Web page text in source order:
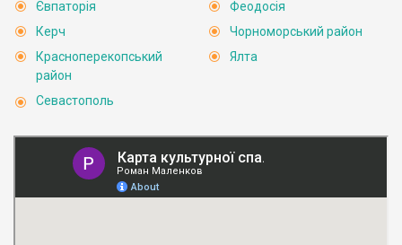
Євпаторія
Керч
Красноперекопський
район
Севастополь
Феодосія
Чорноморський район
Ялта